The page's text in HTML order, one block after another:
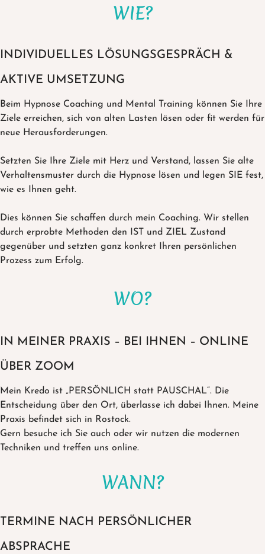
WIE?
INDIVIDUELLES LÖSUNGSGESPRÄCH &
AKTIVE UMSETZUNG
Beim Hypnose Coaching und Mental Training können Sie Ihre
Ziele erreichen, sich von alten Lasten lösen oder fit werden für
neue Herausforderungen.
Setzten Sie Ihre Ziele mit Herz und Verstand, lassen Sie alte
Verhaltensmuster durch die Hypnose lösen und legen SIE fest,
wie es Ihnen geht.
Dies können Sie schaffen durch mein Coaching. Wir stellen
durch erprobte Methoden den IST und ZIEL Zustand
gegenüber und setzten ganz konkret Ihren persönlichen
Prozess zum Erfolg.
WO?
IN MEINER PRAXIS – BEI IHNEN – ONLINE
ÜBER ZOOM
Mein Kredo ist „PERSÖNLICH statt PAUSCHAL“. Die
Entscheidung über den Ort, überlasse ich dabei Ihnen. Meine
Praxis befindet sich in Rostock.
Gern besuche ich Sie auch oder wir nutzen die modernen
Techniken und treffen uns online.
WANN?
TERMINE NACH PERSÖNLICHER
ABSPRACHE